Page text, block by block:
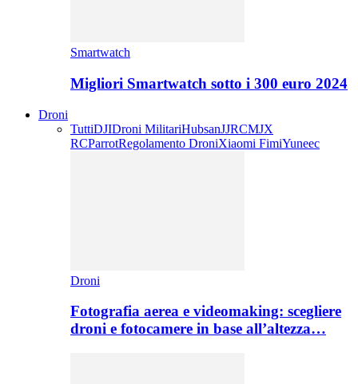
Smartwatch
Migliori Smartwatch sotto i 300 euro 2024
Droni
TuttiDJIDroni MilitariHubsanJJRCMJX
RCParrotRegolamento DroniXiaomi FimiYuneec
Droni
Fotografia aerea e videomaking: scegliere
droni e fotocamere in base all’altezza…